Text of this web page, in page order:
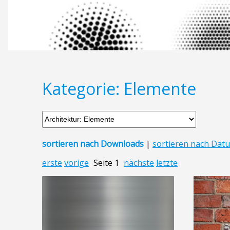
Kategorie: Elemente
sortieren nach Downloads | sortieren nach
erste vorige Seite 1 nächste letzte